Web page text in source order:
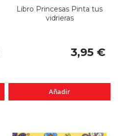
Libro Princesas Pinta tus
vidrieras
3,95 €
Añadir